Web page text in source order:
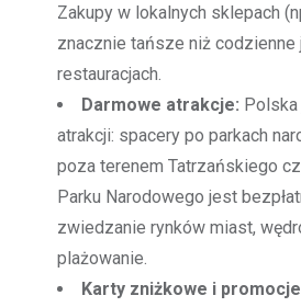
Zakupy w lokalnych sklepach
znacznie tańsze niż
restauracjach.
Darmowe atrakcje: Polska
atrakcji: spacery po parkach
poza terenem Tatrzańskiego
Parku Narodowego jest
zwiedzanie rynków miast,
plażowanie.
Karty zniżkowe i